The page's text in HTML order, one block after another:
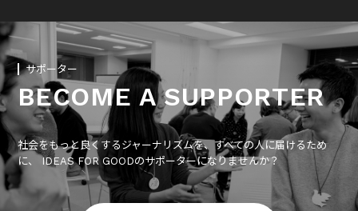
サポーター
BECOME A SUPPORTER
社会をもっと良くするジャーナリズムを、すべての人に届けるため
に、 IDEAS FOR GOODのサポーターになりませんか？